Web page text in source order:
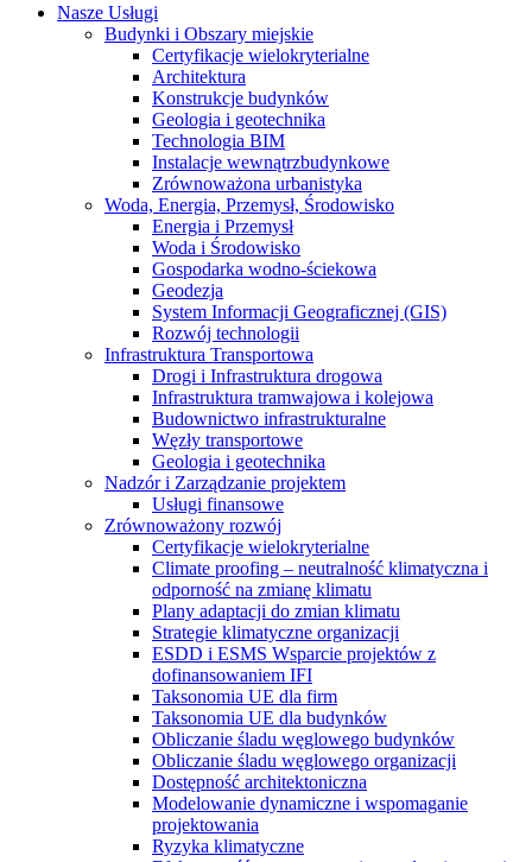
Nasze Usługi
Budynki i Obszary miejskie
Certyfikacje wielokryterialne
Architektura
Konstrukcje budynków
Geologia i geotechnika
Technologia BIM
Instalacje wewnątrzbudynkowe
Zrównoważona urbanistyka
Woda, Energia, Przemysł, Środowisko
Energia i Przemysł
Woda i Środowisko
Gospodarka wodno-ściekowa
Geodezja
System Informacji Geograficznej (GIS)
Rozwój technologii
Infrastruktura Transportowa
Drogi i Infrastruktura drogowa
Infrastruktura tramwajowa i kolejowa
Budownictwo infrastrukturalne
Węzły transportowe
Geologia i geotechnika
Nadzór i Zarządzanie projektem
Usługi finansowe
Zrównoważony rozwój
Certyfikacje wielokryterialne
Climate proofing – neutralność klimatyczna i
odporność na zmianę klimatu
Plany adaptacji do zmian klimatu
Strategie klimatyczne organizacji
ESDD i ESMS Wsparcie projektów z
dofinansowaniem IFI
Taksonomia UE dla firm
Taksonomia UE dla budynków
Obliczanie śladu węglowego budynków
Obliczanie śladu węglowego organizacji
Dostępność architektoniczna
Modelowanie dynamiczne i wspomaganie
projektowania
Ryzyka klimatyczne